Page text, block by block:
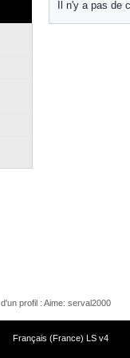
Il n'y a pas de
profil : Aime: serval2000
Français (France) LS v4